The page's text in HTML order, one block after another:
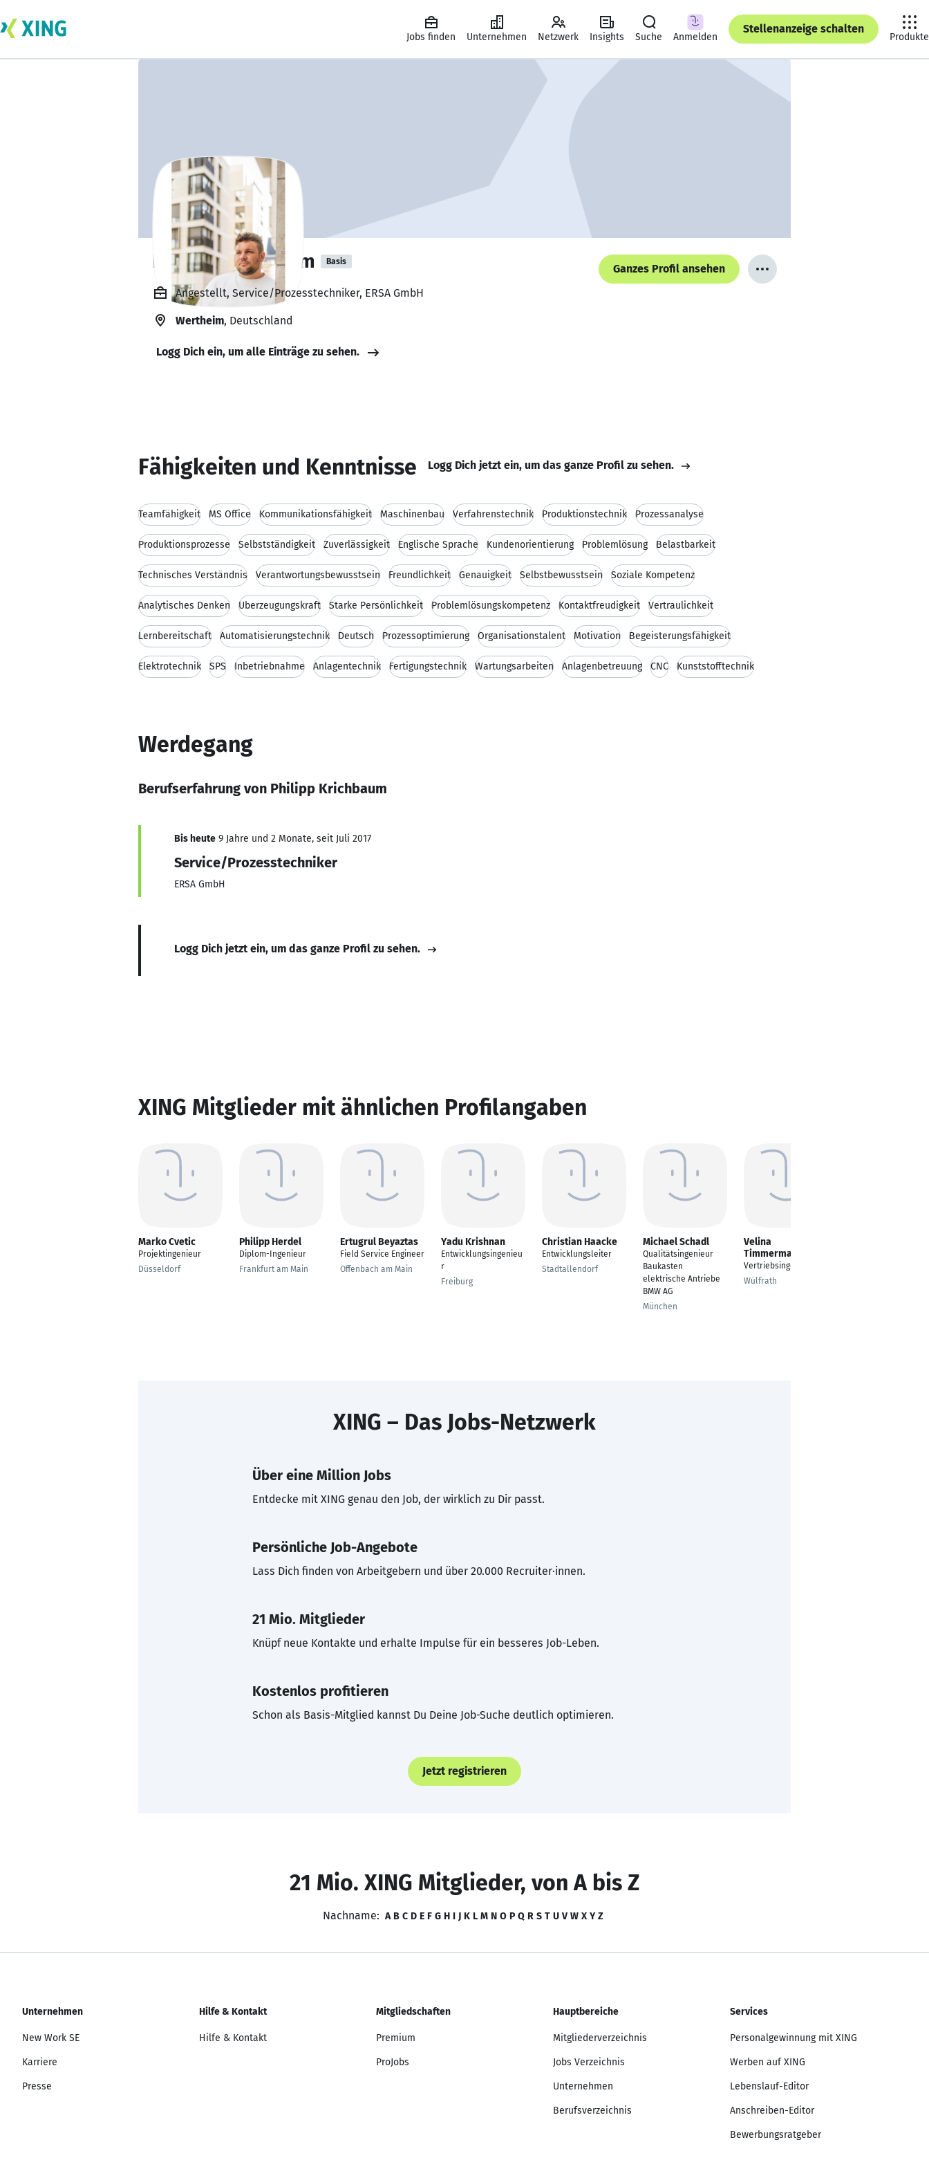
Jobs finden Unternehmen Netzwerk Insights Suche Anmelden
Stellenanzeige schalten
Produkte
Philipp Krichbaum Basis
Ganzes Profil ansehen
Angestellt, Service/Prozesstechniker, ERSA GmbH
Wertheim, Deutschland
Logg Dich ein, um alle Einträge zu sehen.
Fähigkeiten und Kenntnisse Logg Dich jetzt ein, um das ganze Profil zu sehen.
Teamfähigkeit MS Office Kommunikationsfähigkeit Maschinenbau Verfahrenstechnik Produktionstechnik Prozessanalyse
Produktionsprozesse Selbstständigkeit Zuverlässigkeit Englische Sprache Kundenorientierung Problemlösung Belastbarkeit
Technisches Verständnis Verantwortungsbewusstsein Freundlichkeit Genauigkeit Selbstbewusstsein Soziale Kompetenz
Analytisches Denken Überzeugungskraft Starke Persönlichkeit Problemlösungskompetenz Kontaktfreudigkeit Vertraulichkeit
Lernbereitschaft Automatisierungstechnik Deutsch Prozessoptimierung Organisationstalent Motivation Begeisterungsfähigkeit
Elektrotechnik SPS Inbetriebnahme Anlagentechnik Fertigungstechnik Wartungsarbeiten Anlagenbetreuung CNC Kunststofftechnik
Werdegang
Berufserfahrung von Philipp Krichbaum
Bis heute 9 Jahre und 2 Monate, seit Juli 2017
Service/Prozesstechniker
ERSA GmbH
Logg Dich jetzt ein, um das ganze Profil zu sehen.
XING Mitglieder mit ähnlichen Profilangaben
Marko Cvetic
Projektingenieur
Düsseldorf
Philipp Herdel
Diplom-Ingenieur
Frankfurt am Main
Ertugrul Beyaztas
Field Service Engineer
Offenbach am Main
Yadu Krishnan
Entwicklungsingenieu
r
Freiburg
Christian Haacke
Entwicklungsleiter
Stadtallendorf
Michael Schadl
Qualitätsingenieur
Baukasten
elektrische Antriebe
BMW AG
München
Velina
Timmermann
Vertriebsingenieurin
Wülfrath
XING – Das Jobs-Netzwerk
Über eine Million Jobs
Entdecke mit XING genau den Job, der wirklich zu Dir passt.
Persönliche Job-Angebote
Lass Dich finden von Arbeitgebern und über 20.000 Recruiter·innen.
21 Mio. Mitglieder
Knüpf neue Kontakte und erhalte Impulse für ein besseres Job-Leben.
Kostenlos profitieren
Schon als Basis-Mitglied kannst Du Deine Job-Suche deutlich optimieren.
Jetzt registrieren
21 Mio. XING Mitglieder, von A bis Z
Nachname: A B C D E F G H I J K L M N O P Q R S T U V W X Y Z
Unternehmen
New Work SE
Karriere
Presse
Hilfe & Kontakt
Hilfe & Kontakt
Mitgliedschaften
Premium
ProJobs
Hauptbereiche
Mitgliederverzeichnis
Jobs Verzeichnis
Unternehmen
Berufsverzeichnis
Services
Personalgewinnung mit XING
Werben auf XING
Lebenslauf-Editor
Anschreiben-Editor
Bewerbungsratgeber